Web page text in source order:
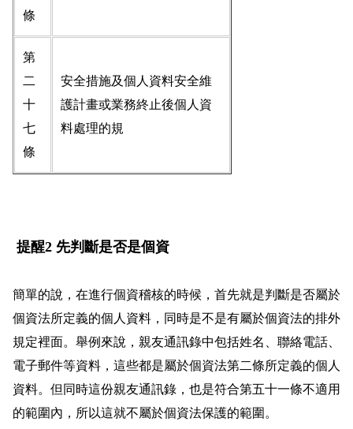
條
第
二
十
七
條
安全措施及個人資料安全維
護計畫或業務終止後個人資
料處理的規
提醒2 先判斷是否是個資
簡單的說，在進行個資稽核的時候，首先就是判斷是否屬於
個資法所定義的個人資料，同時是不是有屬於個資法的排外
規定裡面。舉例來說，親友通訊錄中包括姓名、聯絡電話、
電子郵件等資料，這些都是屬於個資法第二條所定義的個人
資料。但同時這份親友通訊錄，也是符合第五十一條不適用
的範圍內，所以這就不屬於個資法保護的範圍。